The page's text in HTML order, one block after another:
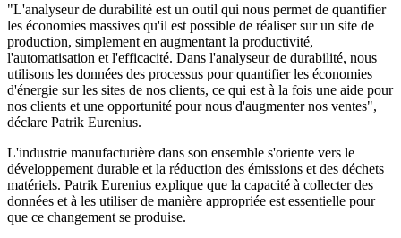
"L'analyseur de durabilité est un outil qui nous permet de quantifier
les économies massives qu'il est possible de réaliser sur un site de
production, simplement en augmentant la productivité,
l'automatisation et l'efficacité. Dans l'analyseur de durabilité, nous
utilisons les données des processus pour quantifier les économies
d'énergie sur les sites de nos clients, ce qui est à la fois une aide pour
nos clients et une opportunité pour nous d'augmenter nos ventes",
déclare Patrik Eurenius.
L'industrie manufacturière dans son ensemble s'oriente vers le
développement durable et la réduction des émissions et des déchets
matériels. Patrik Eurenius explique que la capacité à collecter des
données et à les utiliser de manière appropriée est essentielle pour
que ce changement se produise.